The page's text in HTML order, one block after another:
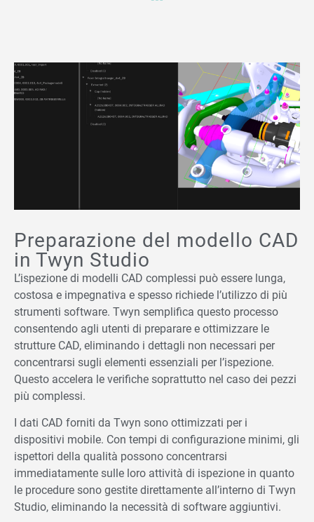
Preparazione del modello CAD
in Twyn Studio
L’ispezione di modelli CAD complessi può essere lunga,
costosa e impegnativa e spesso richiede l’utilizzo di più
strumenti software. Twyn semplifica questo processo
consentendo agli utenti di preparare e ottimizzare le
strutture CAD, eliminando i dettagli non necessari per
concentrarsi sugli elementi essenziali per l’ispezione.
Questo accelera le verifiche soprattutto nel caso dei pezzi
più complessi.
I dati CAD forniti da Twyn sono ottimizzati per i
dispositivi mobile. Con tempi di configurazione minimi, gli
ispettori della qualità possono concentrarsi
immediatamente sulle loro attività di ispezione in quanto
le procedure sono gestite direttamente all’interno di Twyn
Studio, eliminando la necessità di software aggiuntivi.